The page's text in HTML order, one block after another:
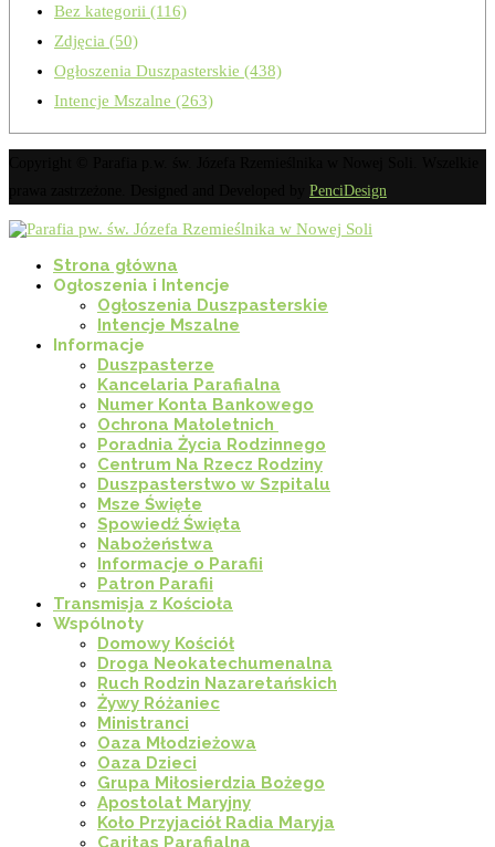
Bez kategorii (116)
Zdjęcia (50)
Ogłoszenia Duszpasterskie (438)
Intencje Mszalne (263)
PenciDesign
Strona główna
Ogłoszenia i Intencje
Ogłoszenia Duszpasterskie
Intencje Mszalne
Informacje
Duszpasterze
Kancelaria Parafialna
Numer Konta Bankowego
Ochrona Małoletnich
Poradnia Życia Rodzinnego
Centrum Na Rzecz Rodziny
Duszpasterstwo w Szpitalu
Msze Święte
Spowiedź Święta
Nabożeństwa
Informacje o Parafii
Patron Parafii
Transmisja z Kościoła
Wspólnoty
Domowy Kościół
Droga Neokatechumenalna
Ruch Rodzin Nazaretańskich
Żywy Różaniec
Ministranci
Oaza Młodzieżowa
Oaza Dzieci
Grupa Miłosierdzia Bożego
Apostolat Maryjny
Koło Przyjaciół Radia Maryja
Caritas Parafialna